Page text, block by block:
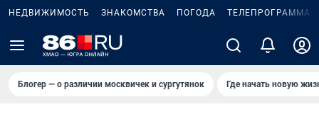
НЕДВИЖИМОСТЬ ЗНАКОМСТВА ПОГОДА ТЕЛЕПРОГРАММА
Блогер — о различии москвичек и сургутянок Где начать новую